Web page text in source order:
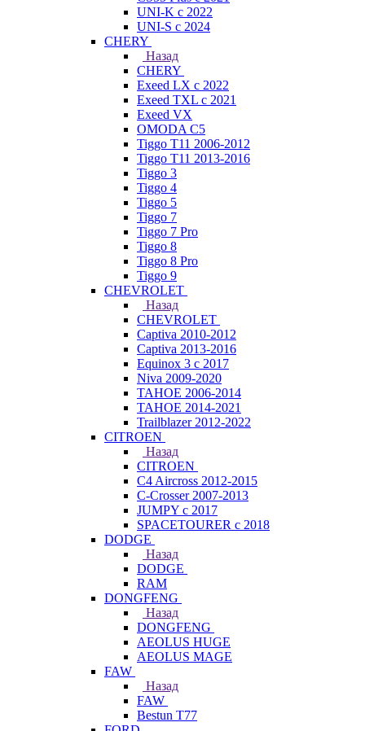
UNI-K с 2022
UNI-S с 2024
CHERY
Назад
CHERY
Exeed LX с 2022
Exeed TXL с 2021
Exeed VX
OMODA C5
Tiggo T11 2006-2012
Tiggo T11 2013-2016
Tiggo 3
Tiggo 4
Tiggo 5
Tiggo 7
Tiggo 7 Pro
Tiggo 8
Tiggo 8 Pro
Tiggo 9
CHEVROLET
Назад
CHEVROLET
Captiva 2010-2012
Captiva 2013-2016
Equinox 3 с 2017
Niva 2009-2020
TAHOE 2006-2014
TAHOE 2014-2021
Trailblazer 2012-2022
CITROEN
Назад
CITROEN
C4 Aircross 2012-2015
C-Crosser 2007-2013
JUMPY с 2017
SPACETOURER с 2018
DODGE
Назад
DODGE
RAM
DONGFENG
Назад
DONGFENG
AEOLUS HUGE
AEOLUS MAGE
FAW
Назад
FAW
Bestun T77